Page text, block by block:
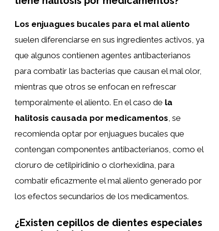
Los enjuagues bucales para el mal aliento
suelen diferenciarse en sus ingredientes activos, ya
que algunos contienen agentes antibacterianos
para combatir las bacterias que causan el mal olor,
mientras que otros se enfocan en refrescar
temporalmente el aliento. En el caso de la
halitosis causada por medicamentos, se
recomienda optar por enjuagues bucales que
contengan componentes antibacterianos, como el
cloruro de cetilpiridinio o clorhexidina, para
combatir eficazmente el mal aliento generado por
los efectos secundarios de los medicamentos.
¿Existen cepillos de dientes especiales